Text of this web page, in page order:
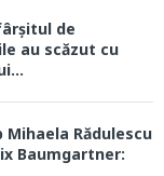
de
au scăzut cu
Rădulescu
Baumgartner: